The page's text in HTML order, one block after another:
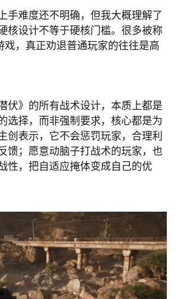
手难度还不明确，但我大概理解了
核设计不等于硬核门槛。很多被称
戏，真正劝退普通玩家的往往是高
伏》的所有战术设计，本质上都是
选择，而非强制要求，核心都是为
创表示，它不会惩罚玩家，合理利
馈；愿意动脑子打战术的玩家，也
性，把自适应掩体变成自己的优